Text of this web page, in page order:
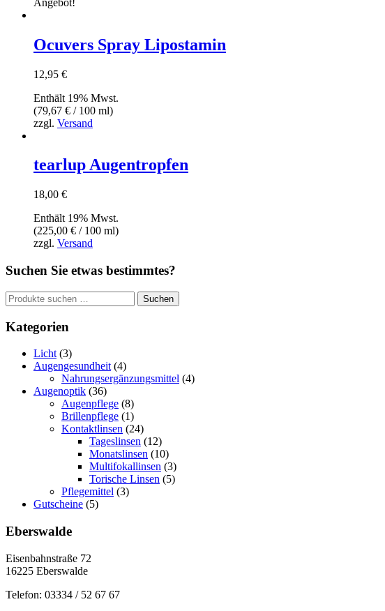
Ocuvers Spray Lipostamin
12,95 €
Enthält 19% Mwst.
(79,67 € / 100 ml)
zzgl. Versand
tearlup Augentropfen
18,00 €
Enthält 19% Mwst.
(225,00 € / 100 ml)
zzgl. Versand
Suchen Sie etwas bestimmtes?
Suchen
nach:
Suchen
Kategorien
Licht (3)
Augengesundheit (4)
Nahrungsergänzungsmittel (4)
Augenoptik (36)
Augenpflege (8)
Brillenpflege (1)
Kontaktlinsen (24)
Tageslinsen (12)
Monatslinsen (10)
Multifokallinsen (3)
Torische Linsen (5)
Pflegemittel (3)
Gutscheine (5)
Eberswalde
Eisenbahnstraße 72
16225 Eberswalde
Telefon: 03334 / 52 67 67